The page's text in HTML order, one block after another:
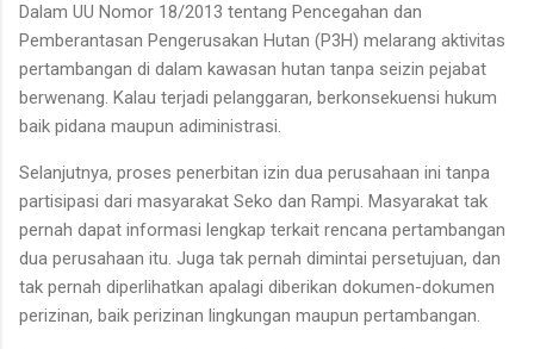
Dalam UU Nomor 18/2013 tentang Pencegahan dan
Pemberantasan Pengerusakan Hutan (P3H) melarang aktivitas
pertambangan di dalam kawasan hutan tanpa seizin pejabat
berwenang. Kalau terjadi pelanggaran, berkonsekuensi hukum
baik pidana maupun adiministrasi.
Selanjutnya, proses penerbitan izin dua perusahaan ini tanpa
partisipasi dari masyarakat Seko dan Rampi. Masyarakat tak
pernah dapat informasi lengkap terkait rencana pertambangan
dua perusahaan itu. Juga tak pernah dimintai persetujuan, dan
tak pernah diperlihatkan apalagi diberikan dokumen-dokumen
perizinan, baik perizinan lingkungan maupun pertambangan.